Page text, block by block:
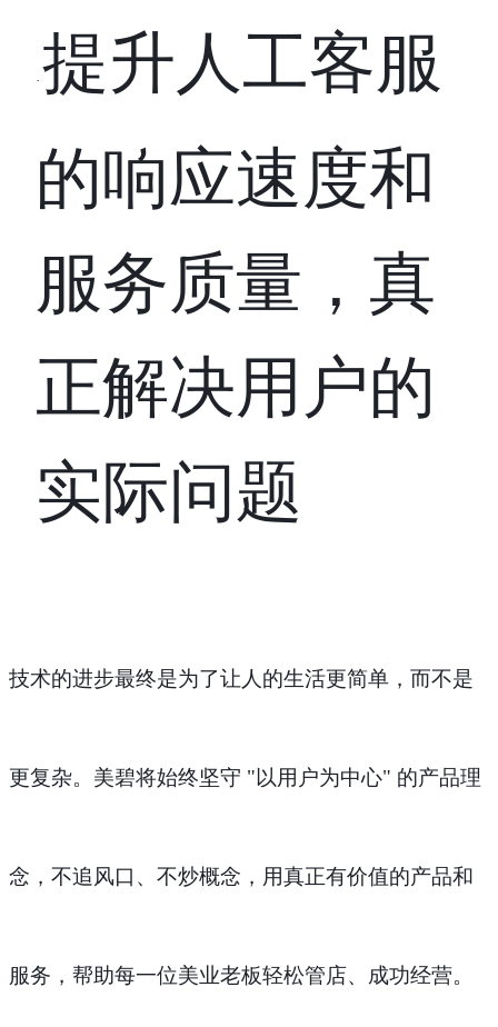
· 提升人工客服
的响应速度和
服务质量，真
正解决用户的
实际问题
技术的进步最终是为了让人的生活更简单，而不是
更复杂。美碧将始终坚守 "以用户为中心" 的产品理
念，不追风口、不炒概念，用真正有价值的产品和
服务，帮助每一位美业老板轻松管店、成功经营。